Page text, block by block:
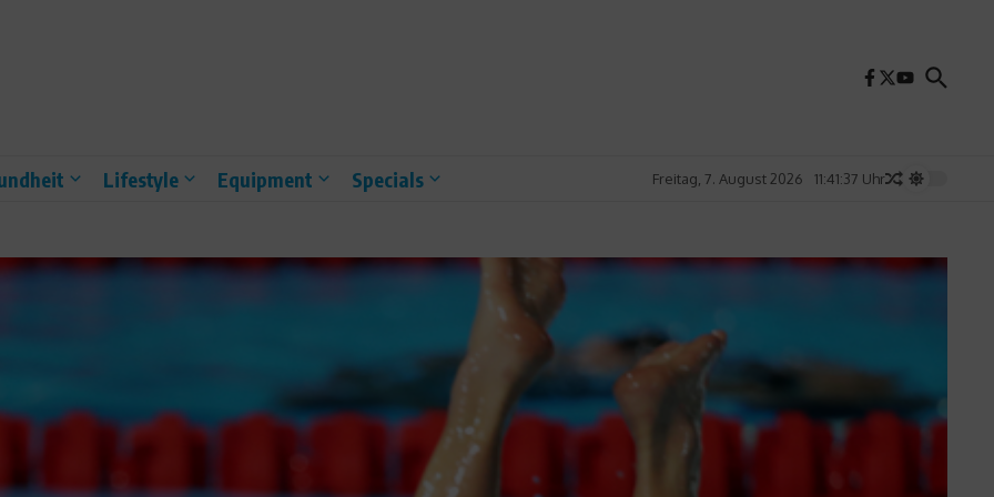
Lifestyle Equipment Specials Freitag, 7. August 2026 11:41:39 Uhr